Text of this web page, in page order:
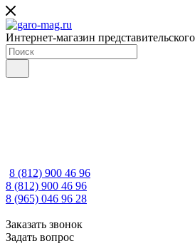
Интернет-магазин
8 (812) 900 46 96
8 (812) 900 46 96
8 (965) 046 96 28
Заказать звонок
Задать вопрос